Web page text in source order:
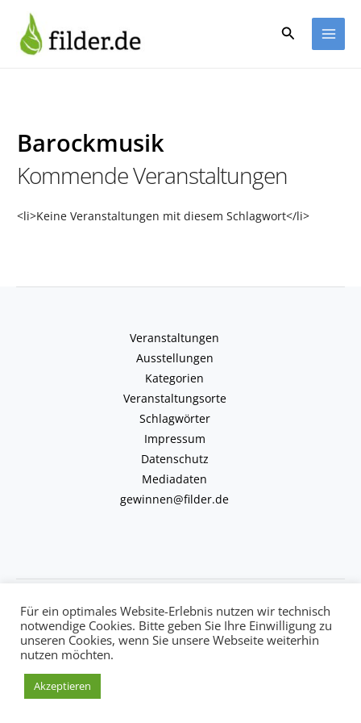
Inhalt
springen
Suchen
Barockmusik
Kommende Veranstaltungen
<li>Keine Veranstaltungen mit diesem Schlagwort</li>
Veranstaltungen
Ausstellungen
Kategorien
Veranstaltungsorte
Schlagwörter
Impressum
Datenschutz
Mediadaten
gewinnen@filder.de
Copyright © 2026 kulturkalender-filder.de | Powered by kulturkalender-
filder.de
Für ein optimales Website-Erlebnis nutzen wir technisch
notwendige Cookies. Bitte geben Sie Ihre Einwilligung zu
unseren Cookies, wenn Sie unsere Webseite weiterhin
nutzen möchten.
Akzeptieren